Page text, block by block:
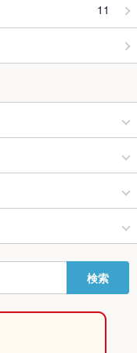
11
検索